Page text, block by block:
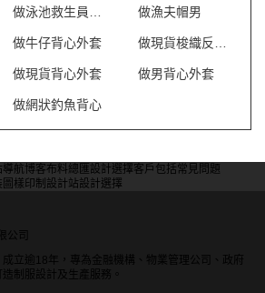
做漁夫帽男
做牛仔背心外套
做現貨背心外套 做男背心外套
做網狀釣魚背心
導航博客布料總匯設計選擇客戶包括常見問題
圖樣印制 設計站設計選擇
公司
立逾18年，專為金融機構、物業管理公司、政府
制服設計及生產服務。